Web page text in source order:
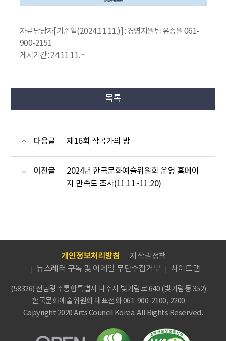
자료담당자[기준일(2024.11.11.)] : 경영지원팀 유종원 061-
900-2151
게시기간 : 24.11.11. ~
목록
다음글 제16회 작곡가의 방
이전글
2024년 한국문화예술위원회 운영 홈페이
지 만족도 조사(11.11~11.20)
개인정보처리방침
저작권정책
뉴스레터 구독 및 이메일 무단수집거부
사이트맵
(58326) 전남광주통합특별시 나주시 빛가람로 640 (빛가람동 352)
한국문화예술위원회 대표전화 061-900-2100, 2200
Copyright 2020 Arts Council Korea. All Rights Reserved.